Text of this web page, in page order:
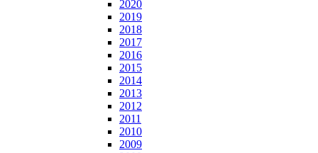
2020
2019
2018
2017
2016
2015
2014
2013
2012
2011
2010
2009